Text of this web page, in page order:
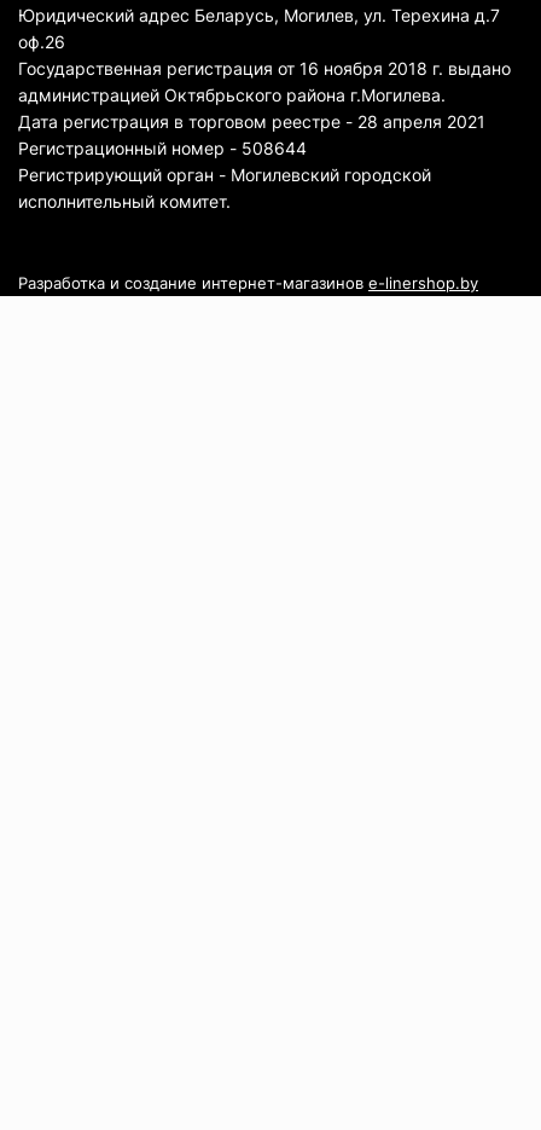
Юридический адрес Беларусь, Могилев, ул. Терехина д.7
оф.26
Государственная регистрация от 16 ноября 2018 г. выдано
администрацией Октябрьского района г.Могилева.
Дата регистрация в торговом реестре - 28 апреля 2021
Регистрационный номер - 508644
Регистрирующий орган - Могилевский городской
исполнительный комитет.
Разработка и создание интернет-магазинов e-linershop.by